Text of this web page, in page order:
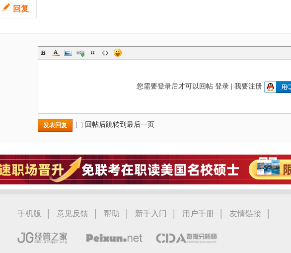
回复
您需要登录后才可以回帖 登录| 我要注册
发表回复 回帖后跳转到最后一页
手机版 | 意见反馈 | 帮助 | 新手入门 | 用户手册 | 友情链接 |